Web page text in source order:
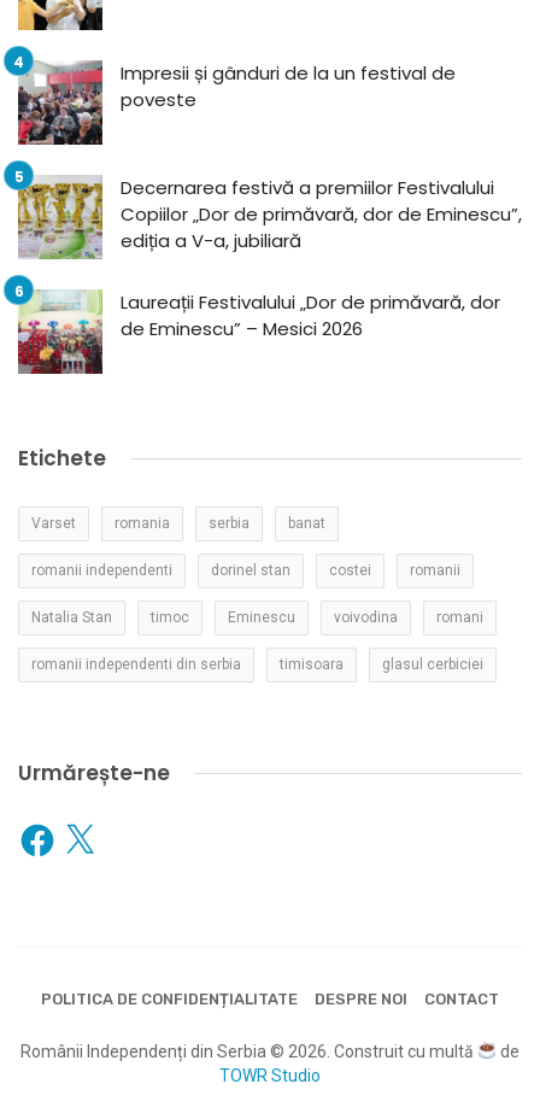
Impresii și gânduri de la un festival de
poveste
Decernarea festivă a premiilor Festivalului
Copiilor „Dor de primăvară, dor de Eminescu”,
ediția a V-a, jubiliară
Laureații Festivalului „Dor de primăvară, dor
de Eminescu” – Mesici 2026
Etichete
Varset romania serbia banat
romanii independenti dorinel stan costei romanii
Natalia Stan timoc Eminescu voivodina romani
romanii independenti din serbia timisoara glasul cerbiciei
Urmărește-ne
Facebook
X
POLITICA DE CONFIDENȚIALITATE DESPRE NOI CONTACT
Românii Independenți din Serbia © 2026. Construit cu multă
de
TOWR Studio